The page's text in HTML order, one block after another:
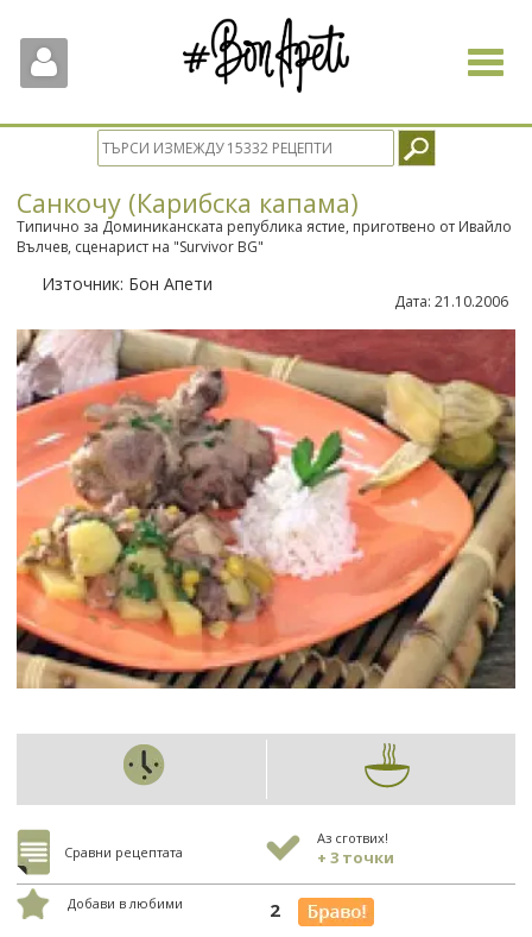
Toggle
Санкочу (Карибска капама)
Типично за Доминиканската република ястие, приготвено от Ивайло
Вълчев, сценарист на "Survivor BG"
Източник: Бон Апети
Дата: 21.10.2006
Сравни рецептата
Аз сготвих!
+ 3 точки
Добави в любими 2